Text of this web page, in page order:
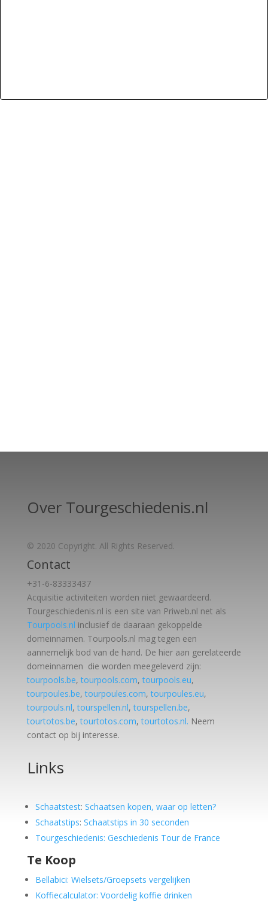
Over Tourgeschiedenis.nl
© 2020 Copyright. All Rights Reserved.
Contact
+31-6-83333437
Acquisitie activiteiten worden niet gewaardeerd.
Tourgeschiedenis.nl is een site van Priweb.nl net als
Tourpools.nl inclusief de daaraan gekoppelde
domeinnamen. Tourpools.nl mag tegen een
aannemelijk bod van de hand. De hier aan gerelateerde
domeinnamen die worden meegeleverd zijn:
tourpools.be,tourpools.com,tourpools.eu,
tourpoules.be,tourpoules.com,tourpoules.eu,
tourpouls.nl,tourspellen.nl,tourspellen.be,
tourtotos.be,tourtotos.com,tourtotos.nl. Neem
contact op bij interesse.
Links
Schaatstest: Schaatsen kopen, waar op letten?
Schaatstips: Schaatstips in 30 seconden
Tourgeschiedenis: Geschiedenis Tour de France
Te Koop
Bellabici: Wielsets/Groepsets vergelijken
Koffiecalculator: Voordelig koffie drinken